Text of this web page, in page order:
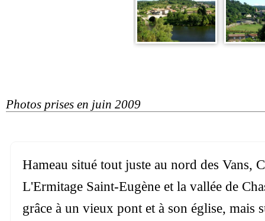
Photos prises en juin 2009
Hameau situé tout juste au nord des Vans,
L'Ermitage Saint-Eugène et la vallée de
grâce à un vieux pont et à son église, mais